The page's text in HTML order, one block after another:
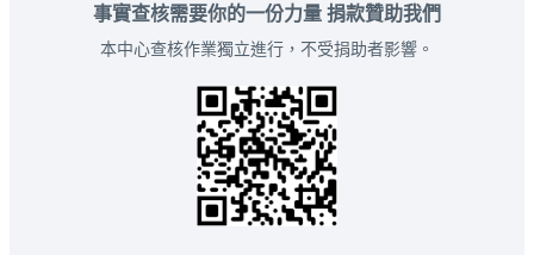
事實查核需要你的一份力量 捐款贊助我們
本中心查核作業獨立進行，不受捐助者影響。